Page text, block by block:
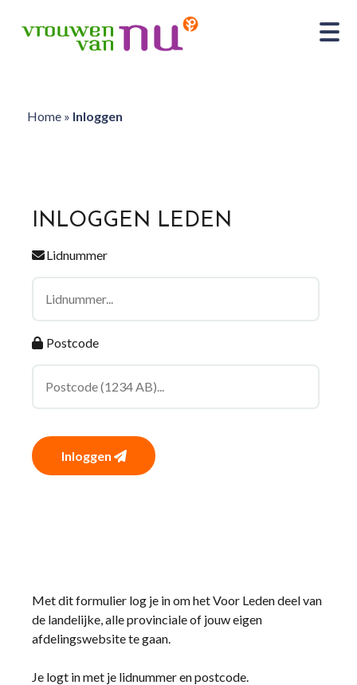
Home» Inloggen
INLOGGEN LEDEN
Lidnummer
Postcode
Inloggen
Met dit formulier log je in om het Voor Leden deel van
de landelijke, alle provinciale of jouw eigen
afdelingswebsite te gaan.
Je logt in met je lidnummer en postcode.